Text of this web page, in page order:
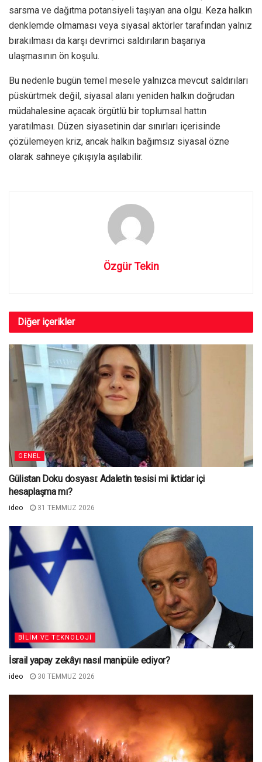
sarsma ve dağıtma potansiyeli taşıyan ana olgu. Keza halkın
denklemde olmaması veya siyasal aktörler tarafından yalnız
bırakılması da karşı devrimci saldırıların başarıya
ulaşmasının ön koşulu.
Bu nedenle bugün temel mesele yalnızca mevcut saldırıları
püskürtmek değil, siyasal alanı yeniden halkın doğrudan
müdahalesine açacak örgütlü bir toplumsal hattın
yaratılması. Düzen siyasetinin dar sınırları içerisinde
çözülemeyen kriz, ancak halkın bağımsız siyasal özne
olarak sahneye çıkışıyla aşılabilir.
Özgür Tekin
Diğer içerikler
GENEL
Gülistan Doku dosyası: Adaletin tesisi mi iktidar içi
hesaplaşma mı?
ideo 31 TEMMUZ 2026
BILIM VE TEKNOLOJI
İsrail yapay zekâyı nasıl manipüle ediyor?
ideo 30 TEMMUZ 2026